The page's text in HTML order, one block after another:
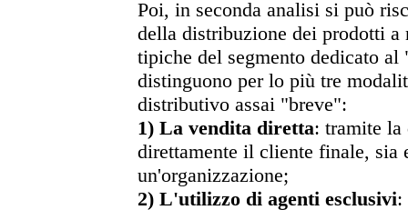
Poi, in seconda analisi si può
della distribuzione dei prodotti a
tipiche del segmento dedicato al
distinguono per lo più tre
distributivo assai "breve":
1) La vendita diretta: tramite la
direttamente il cliente finale, sia
un'organizzazione;
2) L'utilizzo di agenti esclusivi: